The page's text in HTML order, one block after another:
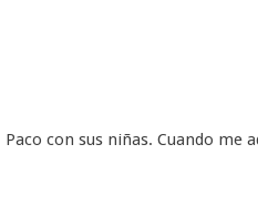
Paco con sus niñas. Cuando me